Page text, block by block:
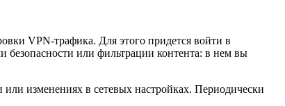
VPN-трафика. Для этого придется войти в
безопасности или фильтрации контента: в нем вы
или изменениях в сетевых настройках. Периодически